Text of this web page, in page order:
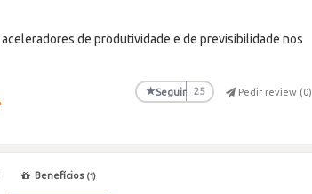
de produtividade e de previsibilidade nos
★Seguir 25 Pedir review (0)
Benefícios (1)